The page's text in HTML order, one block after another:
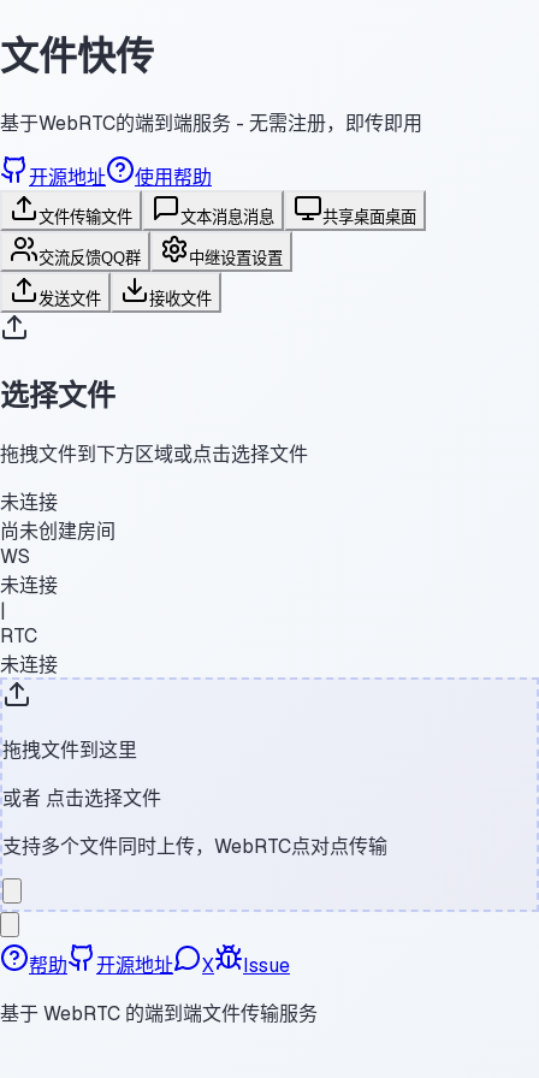
文件快传
基于WebRTC的端到端服务 - 无需注册，即传即用
开源地址 使用帮助
文件传输文件 文本消息消息 共享桌面桌面
交流反馈QQ群 中继设置设置
发送文件 接收文件
选择文件
拖拽文件到下方区域或点击选择文件
未连接
尚未创建房间
WS
未连接
|
RTC
未连接
拖拽文件到这里
或者 点击选择文件
支持多个文件同时上传，WebRTC点对点传输
帮助 开源地址 X
Issue
基于 WebRTC 的端到端文件传输服务